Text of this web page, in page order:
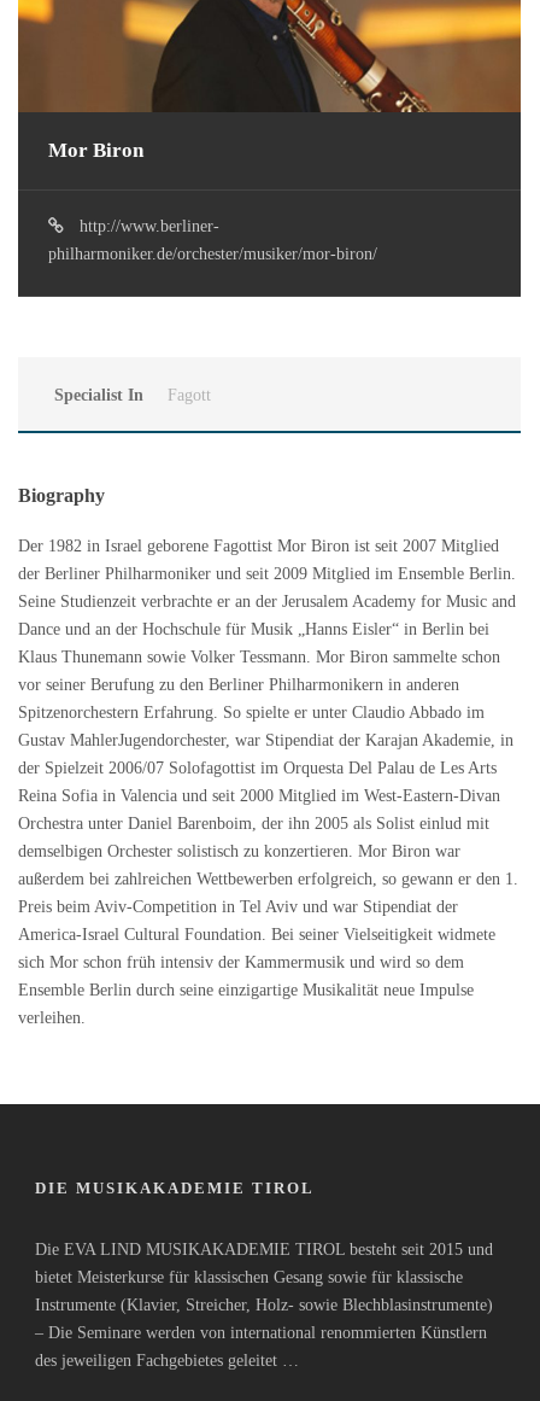
Mor Biron
http://www.berliner-
philharmoniker.de/orchester/musiker/mor-biron/
Specialist In Fagott
Biography
Der 1982 in Israel geborene Fagottist Mor Biron ist seit 2007 Mitglied
der Berliner Philharmoniker und seit 2009 Mitglied im Ensemble Berlin.
Seine Studienzeit verbrachte er an der Jerusalem Academy for Music and
Dance und an der Hochschule für Musik „Hanns Eisler“ in Berlin bei
Klaus Thunemann sowie Volker Tessmann. Mor Biron sammelte schon
vor seiner Berufung zu den Berliner Philharmonikern in anderen
Spitzenorchestern Erfahrung. So spielte er unter Claudio Abbado im
Gustav MahlerJugendorchester, war Stipendiat der Karajan Akademie, in
der Spielzeit 2006/07 Solofagottist im Orquesta Del Palau de Les Arts
Reina Sofia in Valencia und seit 2000 Mitglied im West-Eastern-Divan
Orchestra unter Daniel Barenboim, der ihn 2005 als Solist einlud mit
demselbigen Orchester solistisch zu konzertieren. Mor Biron war
außerdem bei zahlreichen Wettbewerben erfolgreich, so gewann er den 1.
Preis beim Aviv-Competition in Tel Aviv und war Stipendiat der
America-Israel Cultural Foundation. Bei seiner Vielseitigkeit widmete
sich Mor schon früh intensiv der Kammermusik und wird so dem
Ensemble Berlin durch seine einzigartige Musikalität neue Impulse
verleihen.
DIE MUSIKAKADEMIE TIROL
Die EVA LIND MUSIKAKADEMIE TIROL besteht seit 2015 und
bietet Meisterkurse für klassischen Gesang sowie für klassische
Instrumente (Klavier, Streicher, Holz- sowie Blechblasinstrumente)
– Die Seminare werden von international renommierten Künstlern
des jeweiligen Fachgebietes geleitet …